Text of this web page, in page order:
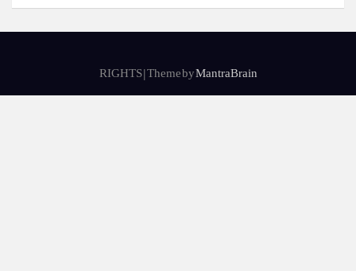
RIGHTS | Theme byMantraBrain